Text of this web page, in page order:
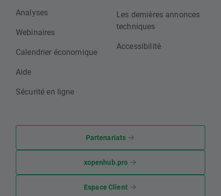
Analyses
Webinaires
Calendrier économique
Aide
Sécurité en ligne
Les dernières annonces
techniques
Accessibilité
Partenariats
xopenhub.pro
Espace Client